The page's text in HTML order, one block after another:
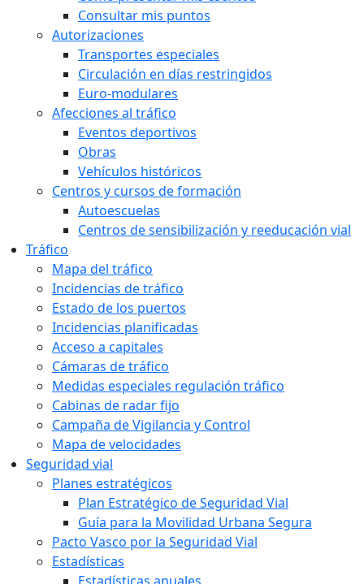
Consultar mis puntos
Autorizaciones
Transportes especiales
Circulación en días restringidos
Euro-modulares
Afecciones al tráfico
Eventos deportivos
Obras
Vehículos históricos
Centros y cursos de formación
Autoescuelas
Centros de sensibilización y reeducación vial
Tráfico
Mapa del tráfico
Incidencias de tráfico
Estado de los puertos
Incidencias planificadas
Acceso a capitales
Cámaras de tráfico
Medidas especiales regulación tráfico
Cabinas de radar fijo
Campaña de Vigilancia y Control
Mapa de velocidades
Seguridad vial
Planes estratégicos
Plan Estratégico de Seguridad Vial
Guía para la Movilidad Urbana Segura
Pacto Vasco por la Seguridad Vial
Estadísticas